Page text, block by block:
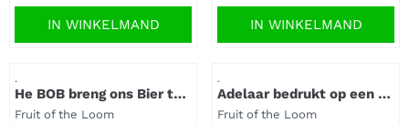
IN WINKELMAND IN WINKELMAND
.
He BOB breng ons Bier t-
shirt.
Merk:
Fruit of the Loom
.
Adelaar bedrukt op een t-
shirt.
Merk:
Fruit of the Loom